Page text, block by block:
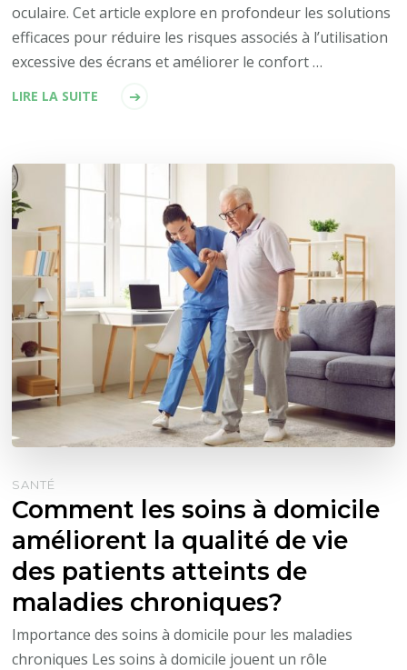
oculaire. Cet article explore en profondeur les solutions
efficaces pour réduire les risques associés à l’utilisation
excessive des écrans et améliorer le confort …
LIRE LA SUITE
SANTÉ
Comment les soins à domicile
améliorent la qualité de vie
des patients atteints de
maladies chroniques?
Importance des soins à domicile pour les maladies
chroniques Les soins à domicile jouent un rôle